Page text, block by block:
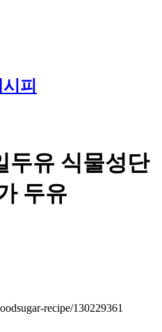
피
두유 식물성단
두유
recipe/130229361